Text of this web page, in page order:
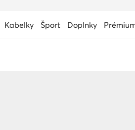
Kabelky Šport Doplnky